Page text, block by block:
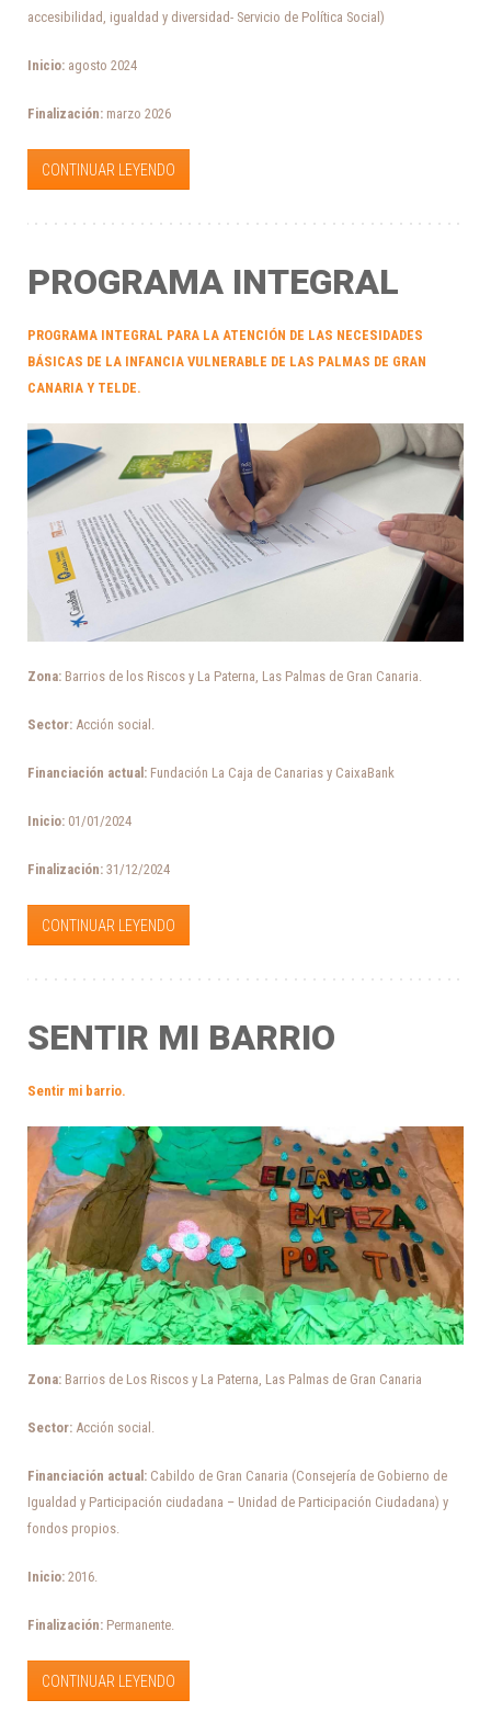
accesibilidad, igualdad y diversidad- Servicio de Política Social)
Inicio: agosto 2024
Finalización: marzo 2026
CONTINUAR LEYENDO
PROGRAMA INTEGRAL
PROGRAMA INTEGRAL PARA LA ATENCIÓN DE LAS NECESIDADES
BÁSICAS DE LA INFANCIA VULNERABLE DE LAS PALMAS DE GRAN
CANARIA Y TELDE.
Zona: Barrios de los Riscos y La Paterna, Las Palmas de Gran Canaria.
Sector: Acción social.
Financiación actual: Fundación La Caja de Canarias y CaixaBank
Inicio: 01/01/2024
Finalización: 31/12/2024
CONTINUAR LEYENDO
SENTIR MI BARRIO
Sentir mi barrio.
Zona: Barrios de Los Riscos y La Paterna, Las Palmas de Gran Canaria
Sector: Acción social.
Financiación actual: Cabildo de Gran Canaria (Consejería de Gobierno de
Igualdad y Participación ciudadana – Unidad de Participación Ciudadana) y
fondos propios.
Inicio: 2016.
Finalización: Permanente.
CONTINUAR LEYENDO